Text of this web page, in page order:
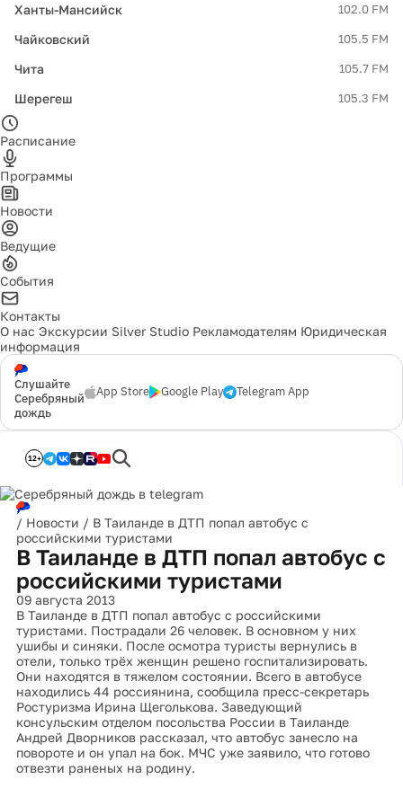
Ханты-Мансийск 102.0 FM
Чайковский 105.5 FM
Чита 105.7 FM
Шерегеш 105.3 FM
Расписание
Программы
Новости
Ведущие
События
Контакты
О нас Экскурсии Silver Studio Рекламодателям Юридическая
информация
Слушайте
Серебряный
дождь
App Store Google Play Telegram App
12+
/ Новости / В Таиланде в ДТП попал автобус с
российскими туристами
В Таиланде в ДТП попал автобус с
российскими туристами
09 августа 2013
В Таиланде в ДТП попал автобус с российскими
туристами. Пострадали 26 человек. В основном у них
ушибы и синяки. После осмотра туристы вернулись в
отели, только трёх женщин решено госпитализировать.
Они находятся в тяжелом состоянии. Всего в автобусе
находились 44 россиянина, сообщила пресс-секретарь
Ростуризма Ирина Щеголькова. Заведующий
консульским отделом посольства России в Таиланде
Андрей Дворников рассказал, что автобус занесло на
повороте и он упал на бок. МЧС уже заявило, что готово
отвезти раненых на родину.